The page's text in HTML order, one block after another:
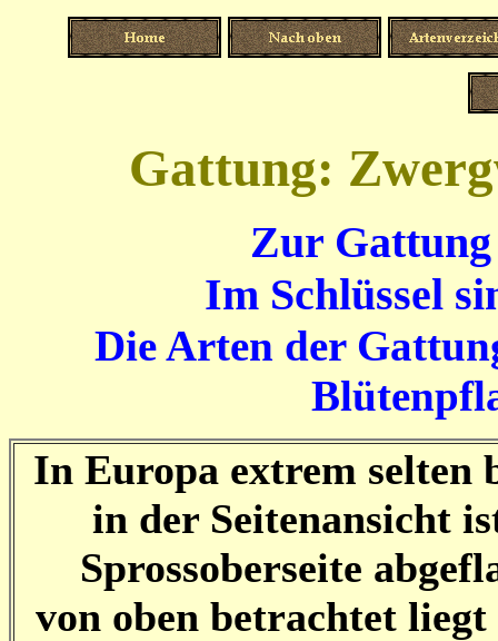
Gattung:
Zur Gattung
Im Schlüssel
Die Arten der
In Europa extrem selten
in der Seitenansicht
Sprossoberseite
von oben betrachtet